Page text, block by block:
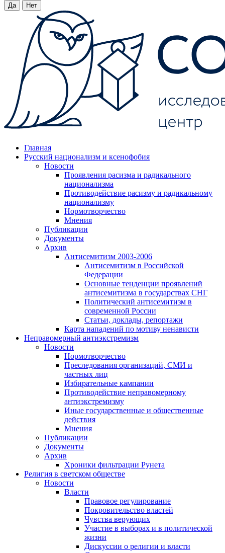
Да Нет
Главная
Русский национализм и ксенофобия
Новости
Проявления расизма и радикального
национализма
Противодействие расизму и радикальному
национализму
Нормотворчество
Мнения
Публикации
Документы
Архив
Антисемитизм 2003-2006
Антисемитизм в Российской
Федерации
Основные тенденции проявлений
антисемитизма в государствах СНГ
Политический антисемитизм в
современной России
Статьи, доклады, репортажи
Карта нападений по мотиву ненависти
Неправомерный антиэкстремизм
Новости
Нормотворчество
Преследования организаций, СМИ и
частных лиц
Избирательные кампании
Противодействие неправомерному
антиэкстремизму
Иные государственные и общественные
действия
Мнения
Публикации
Документы
Архив
Хроники фильтрации Рунета
Религия в светском обществе
Новости
Власти
Правовое регулирование
Покровительство властей
Чувства верующих
Участие в выборах и в политической
жизни
Дискуссии о религии и власти